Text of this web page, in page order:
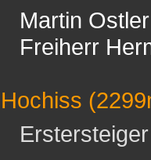
Martin Ostler
Freiherr
Hochiss